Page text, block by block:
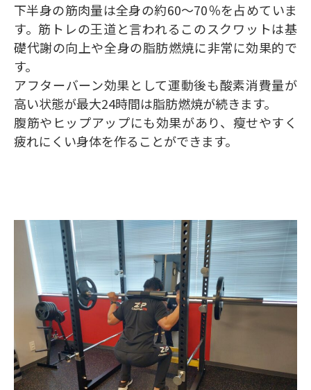
下半身の筋肉量は全身の約60～70％を占めていま
す。筋トレの王道と言われるこのスクワットは基
礎代謝の向上や全身の脂肪燃焼に非常に効果的で
す。
アフターバーン効果として運動後も酸素消費量が
高い状態が最大24時間は脂肪燃焼が続きます。
腹筋やヒップアップにも効果があり、瘦せやすく
疲れにくい身体を作ることができます。